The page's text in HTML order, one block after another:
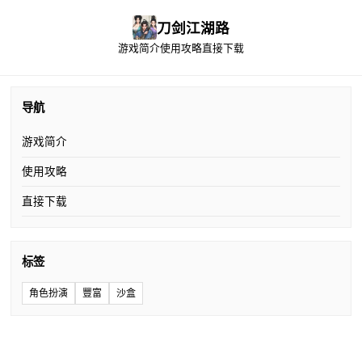
刀剑江湖路
游戏简介使用攻略直接下载
导航
游戏简介
使用攻略
直接下载
标签
角色扮演 豐富 沙盒